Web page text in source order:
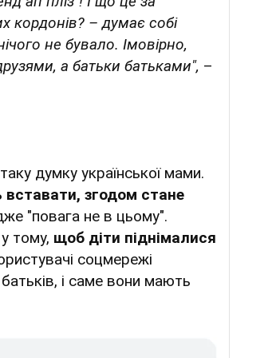
кордонів? – думає собі
не бувало. Імовірно,
а батьки батьками", –
думку української мами.
вставати, згодом стане
"повага не в цьому".
тому, щоб діти піднімалися
соцмережі
і саме вони мають